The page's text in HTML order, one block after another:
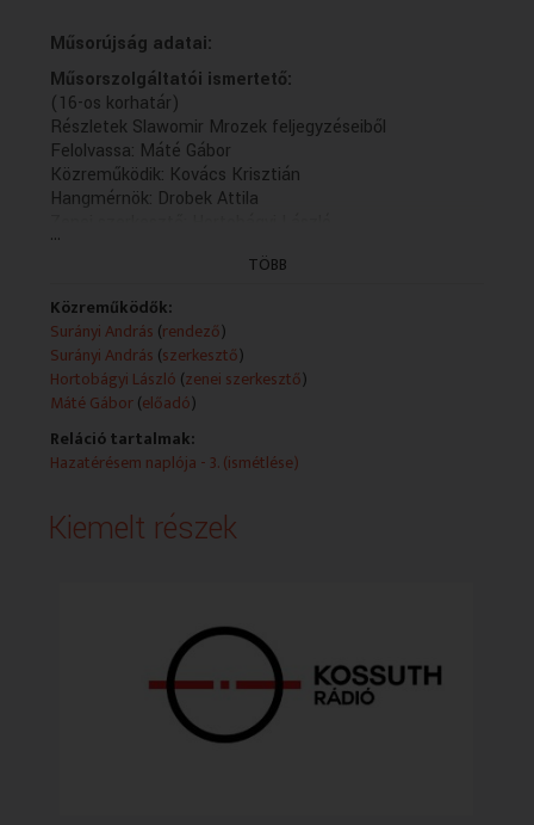
Műsorújság adatai:
Műsorszolgáltatói ismertető:
(16-os korhatár)
Részletek Slawomir Mrozek feljegyzéseiből
Felolvassa: Máté Gábor
Közreműködik: Kovács Krisztián
Hangmérnök: Drobek Attila
Szerkesztette és rendezte: Surányi András (2015)
A felvételt a Magyar Rádió nonprofit zrt.
Produkció készítette 2015-ben.
(5/4. rész holnap K 21.30)
(Külső gyártás)- Kaneta
...
TÖBB
Közreműködők:
Surányi András (rendező)
Surányi András (szerkesztő)
Hortobágyi László (zenei szerkesztő)
Máté Gábor(előadó)
Reláció tartalmak:
Hazatérésem naplója - 3. (ismétlése)
Kiemelt részek